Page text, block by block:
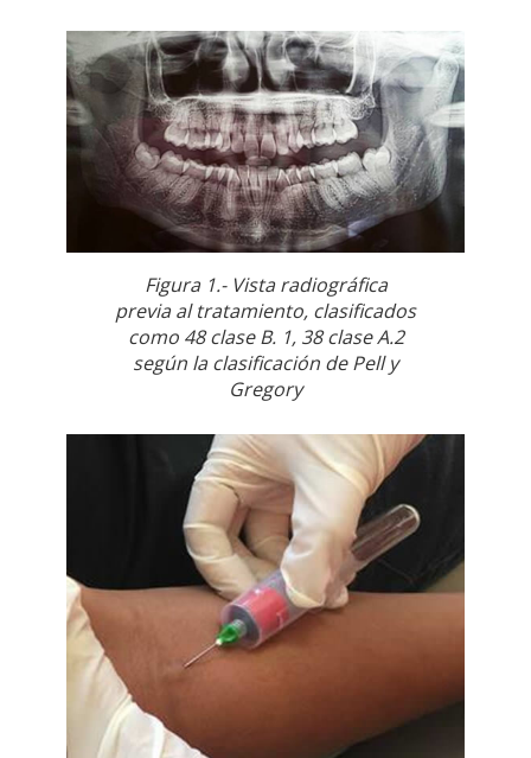
Figura 1.- Vista radiográfica
previa al tratamiento, clasificados
como 48 clase B. 1, 38 clase A.2
según la clasificación de Pell y
Gregory